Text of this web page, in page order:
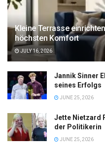
Kleine Terrasse
höchsten Komfort
JULY 16, 2026
Jannik Sinner
seines Erfolgs
JUNE 25, 2026
Jette Nietzard
der Politikerin
JUNE 25, 2026